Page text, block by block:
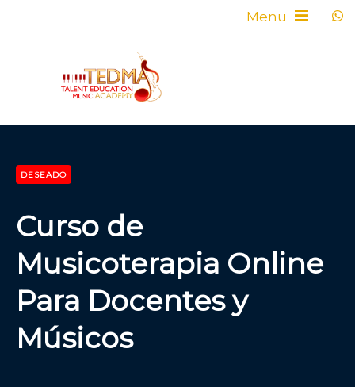
DESEADO
Curso de
Musicoterapia Online
Para Docentes y
Músicos